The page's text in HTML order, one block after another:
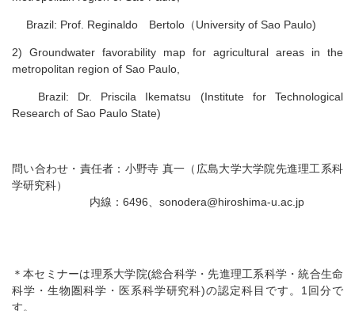
Brazil: Prof. Reginaldo Bertolo（University of Sao Paulo)
2) Groundwater favorability map for agricultural areas in the
metropolitan region of Sao Paulo,
Brazil: Dr. Priscila Ikematsu (Institute for Technological
Research of Sao Paulo State)
問い合わせ・責任者：小野寺 真一（広島大学大学院先進理工系科
学研究科）
内線：6496、sonodera@hiroshima-u.ac.jp
＊本セミナーは理系大学院(総合科学・先進理工系科学・統合生命
科学・生物圏科学・医系科学研究科)の認定科目です。1回分で
す。